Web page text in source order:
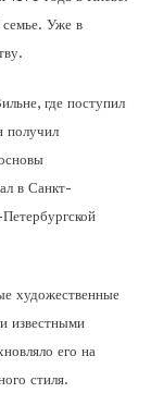
Уже в
где поступил
получил
в Санкт-
художественные
известными
его на
стиля.